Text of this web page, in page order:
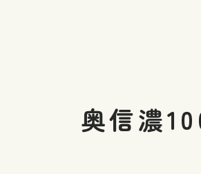
奥信濃